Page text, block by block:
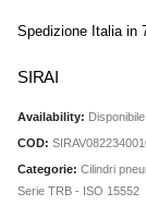
Spedizione Italia in
SIRAI
Availability: Disponibile
COD:
Categorie: Cilindri
Serie TRB - ISO 15552